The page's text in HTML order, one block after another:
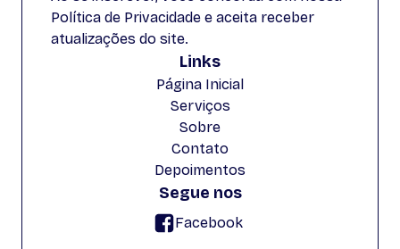
Política de Privacidade e aceita receber
atualizações do site.
Links
Página Inicial
Serviços
Sobre
Contato
Depoimentos
Segue nos
Facebook